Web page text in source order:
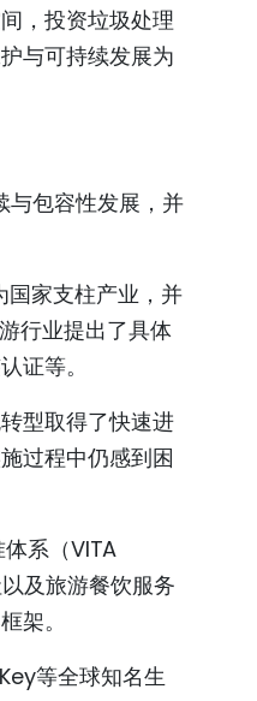
，投资垃圾处理
与可持续发展为
与包容性发展，并
家支柱产业，并
行业提出了具体
证等。
型取得了快速进
过程中仍感到困
系（VITA
及旅游餐饮服务
架。
等全球知名生